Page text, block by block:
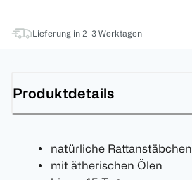
Lieferung in 2-3 Werktagen
Produktdetails
natürliche Rattanstäbchen
mit ätherischen Ölen